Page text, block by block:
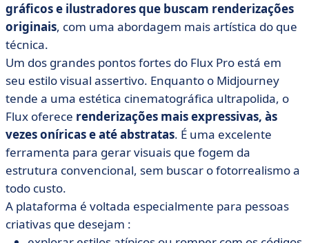
gráficos e ilustradores que buscam renderizações
originais, com uma abordagem mais artística do que
técnica.
Um dos grandes pontos fortes do Flux Pro está em
seu estilo visual assertivo. Enquanto o Midjourney
tende a uma estética cinematográfica ultrapolida, o
Flux oferece renderizações mais expressivas, às
vezes oníricas e até abstratas. É uma excelente
ferramenta para gerar visuais que fogem da
estrutura convencional, sem buscar o fotorrealismo a
todo custo.
A plataforma é voltada especialmente para pessoas
criativas que desejam :